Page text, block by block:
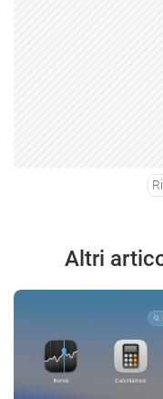
Altri